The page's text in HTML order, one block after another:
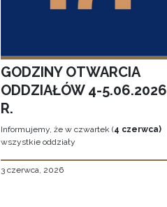
GODZINY OTWARCIA
ODDZIAŁÓW 4-5.06.2026
R.
Informujemy, że w czwartek (4 czerwca)
wszystkie oddziały
3 czerwca, 2026